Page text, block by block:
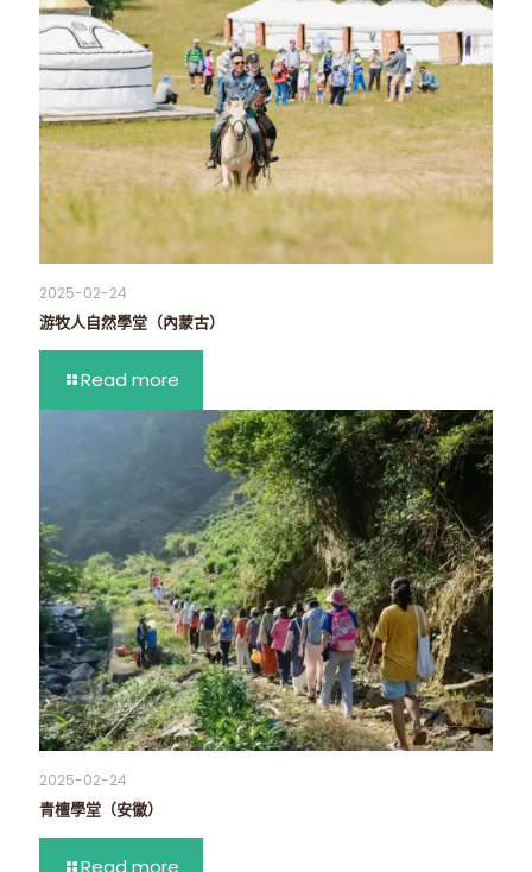
2025-02-24
游牧人自然學堂（內蒙古）
Read more
2025-02-24
青檀學堂（安徽）
Read more